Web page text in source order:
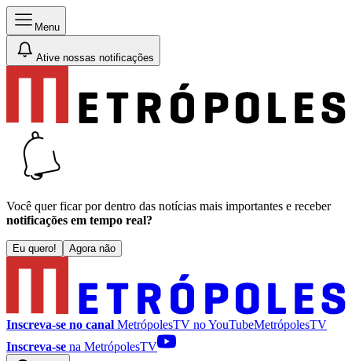
Menu
Ative nossas notificações
Você quer ficar por dentro das notícias mais importantes e receber
notificações em tempo real?
Eu quero! Agora não
Inscreva-se no canal MetrópolesTV noYouTubeMetrópolesTV
Inscreva-se na MetrópolesTV